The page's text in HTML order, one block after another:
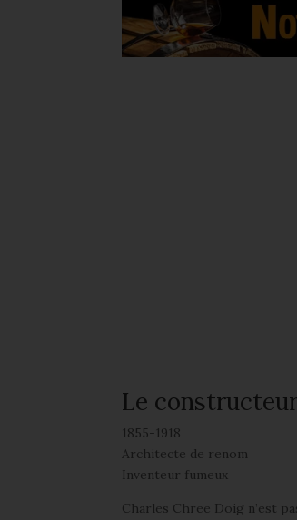
Le
1855-1918
Architecte de renom
Inventeur fumeux
Charles Chree Doig n’est